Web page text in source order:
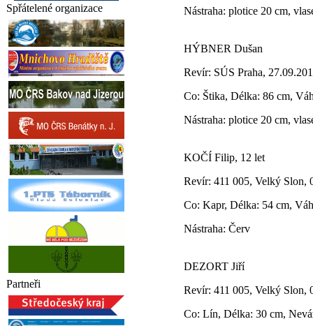
Spřátelené organizace
Partneři
Nástraha: plotice 20 cm,
HÝBNER Dušan
Revír: SÚS Praha,
Co: Štika, Délka: 86 cm,
Nástraha: plotice 20 cm,
KOČÍ Filip, 12 let
Revír: 411 005, Velký Slon,
Co: Kapr, Délka: 54 cm,
Nástraha: Červ
DEZORT Jiří
Revír: 411 005, Velký Slon,
Co: Lín, Délka: 30 cm,